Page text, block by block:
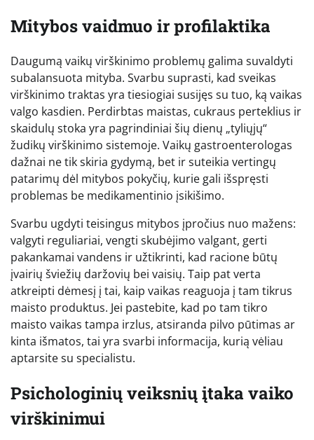
Mitybos vaidmuo ir profilaktika
Daugumą vaikų virškinimo problemų galima suvaldyti
subalansuota mityba. Svarbu suprasti, kad sveikas
virškinimo traktas yra tiesiogiai susijęs su tuo, ką vaikas
valgo kasdien. Perdirbtas maistas, cukraus perteklius ir
skaidulų stoka yra pagrindiniai šių dienų „tyliųjų“
žudikų virškinimo sistemoje. Vaikų gastroenterologas
dažnai ne tik skiria gydymą, bet ir suteikia vertingų
patarimų dėl mitybos pokyčių, kurie gali išspręsti
problemas be medikamentinio įsikišimo.
Svarbu ugdyti teisingus mitybos įpročius nuo mažens:
valgyti reguliariai, vengti skubėjimo valgant, gerti
pakankamai vandens ir užtikrinti, kad racione būtų
įvairių šviežių daržovių bei vaisių. Taip pat verta
atkreipti dėmesį į tai, kaip vaikas reaguoja į tam tikrus
maisto produktus. Jei pastebite, kad po tam tikro
maisto vaikas tampa irzlus, atsiranda pilvo pūtimas ar
kinta išmatos, tai yra svarbi informacija, kurią vėliau
aptarsite su specialistu.
Psichologinių veiksnių įtaka vaiko
virškinimui